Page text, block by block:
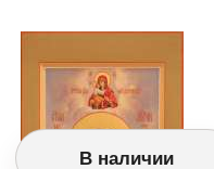
В наличии